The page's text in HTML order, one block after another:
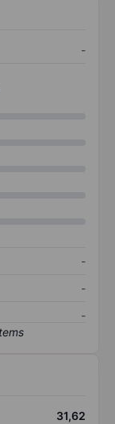
-
-
-
-
31,62